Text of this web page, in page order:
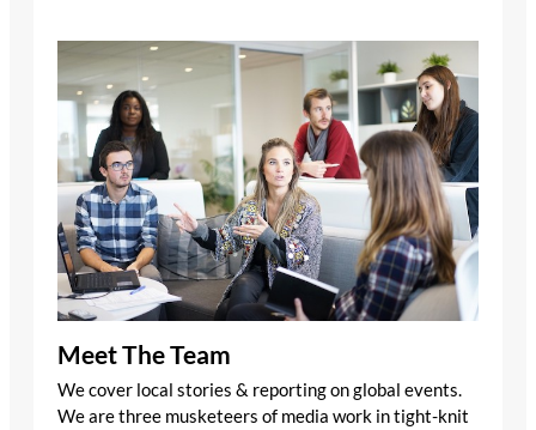
Meet The Team
We cover local stories & reporting on global events.
We are three musketeers of media work in tight-knit